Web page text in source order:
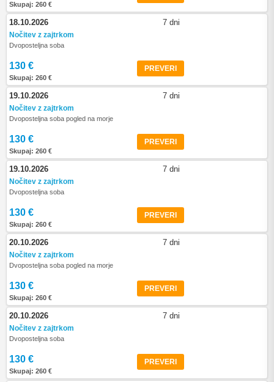
Skupaj: 260 €
18.10.2026 7 dni
Nočitev z zajtrkom
Dvoposteljna soba
130 €
Skupaj: 260 €
PREVERI
19.10.2026 7 dni
Nočitev z zajtrkom
Dvoposteljna soba pogled na morje
130 €
Skupaj: 260 €
PREVERI
19.10.2026 7 dni
Nočitev z zajtrkom
Dvoposteljna soba
130 €
Skupaj: 260 €
PREVERI
20.10.2026 7 dni
Nočitev z zajtrkom
Dvoposteljna soba pogled na morje
130 €
Skupaj: 260 €
PREVERI
20.10.2026 7 dni
Nočitev z zajtrkom
Dvoposteljna soba
130 €
Skupaj: 260 €
PREVERI